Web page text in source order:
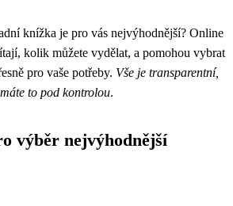
knížka je pro vás nejvýhodnější? Online
kolik můžete vydělat, a pomohou vybrat
pro vaše potřeby. Vše je transparentní,
to pod kontrolou.
výběr nejvýhodnější